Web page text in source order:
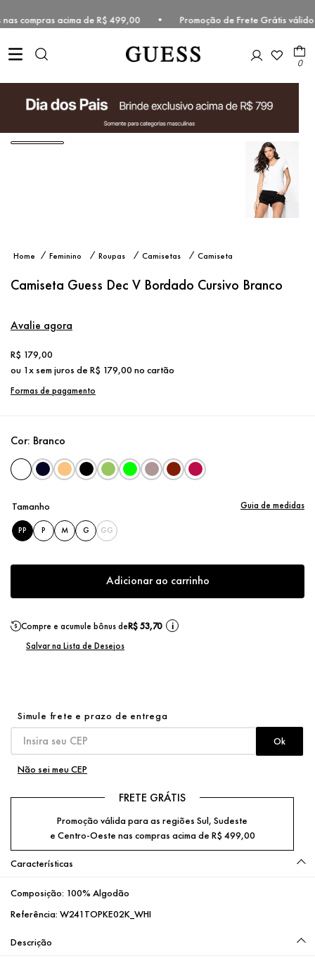
compras acima de R$ 499,00 • Promoção de Frete Grátis
0
Feminino Roupas Camisetas
Camiseta
Bordado
Cursivo
Camiseta Guess Dec V Bordado Cursivo Branco
Avalie agora
R$ 179,00
ou 1x sem juros de R$ 179,00 no cartão
Formas de pagamento
Cor: Branco
Tamanho
PP P M G GG
Guia de medidas
Adicionar ao carrinho
Compre e acumule bônus deR$ 53,70 i
Não sei meu CEP
FRETE GRÁTIS
Promoção válida para as regiões Sul, Sudeste
e Centro-Oeste nas compras acima de R$ 499,00
Características
Composição: 100% Algodão
Referência: W241TOPKE02K_WHI
Descrição